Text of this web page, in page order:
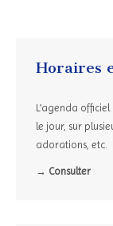
Horaires
L’agenda
le jour, sur
adorations, etc.
→ Consulter